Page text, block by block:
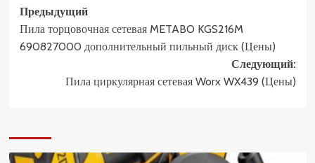
Навигация
записи
Предыдущий
Пила торцовочная сетевая METABO KGS216M
690827000 дополнительный пильный диск (Цены)
Следующий:
Пила циркулярная сетевая Worx WX439 (Цены)